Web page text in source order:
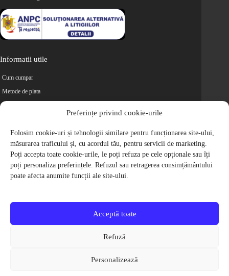
Preferințe privind cookie-urile
Folosim cookie-uri și tehnologii similare pentru funcționarea site-ului,
măsurarea traficului și, cu acordul tău, pentru servicii de marketing.
Poți accepta toate cookie-urile, le poți refuza pe cele opționale sau îți
poți personaliza preferințele. Refuzul sau retragerea consimțământului
poate afecta anumite funcții ale site-ului.
Acceptă toate
Refuză
Personalizează
Informatii utile
Cum cumpar
Metode de plata
Retur
Cariere
Politica de Confidentialitate
Politica de cookie-uri